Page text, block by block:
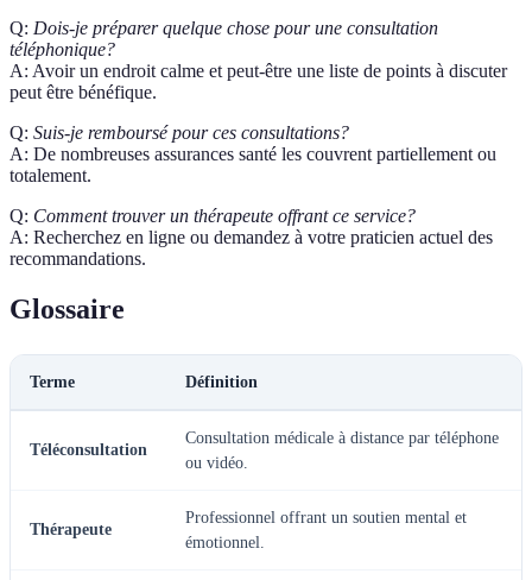
Q: Dois-je préparer quelque chose pour une consultation
téléphonique?
A: Avoir un endroit calme et peut-être une liste de points à discuter
peut être bénéfique.
Q: Suis-je remboursé pour ces consultations?
A: De nombreuses assurances santé les couvrent partiellement ou
totalement.
Q: Comment trouver un thérapeute offrant ce service?
A: Recherchez en ligne ou demandez à votre praticien actuel des
recommandations.
Glossaire
Terme Définition
Téléconsultation
Consultation médicale à distance par téléphone
ou vidéo.
Thérapeute
Professionnel offrant un soutien mental et
émotionnel.